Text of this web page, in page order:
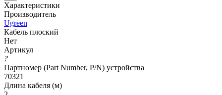
Характеристики
Производитель
Ugreen
Кабель плоский
Нет
Артикул
?
Партномер (Part Number, P/N) устройства
70321
Длина кабеля (м)